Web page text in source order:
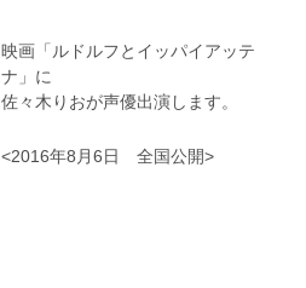
映画「ルドルフとイッパイアッテ
ナ」に
佐々木りおが声優出演します。
<2016年8月6日 全国公開>